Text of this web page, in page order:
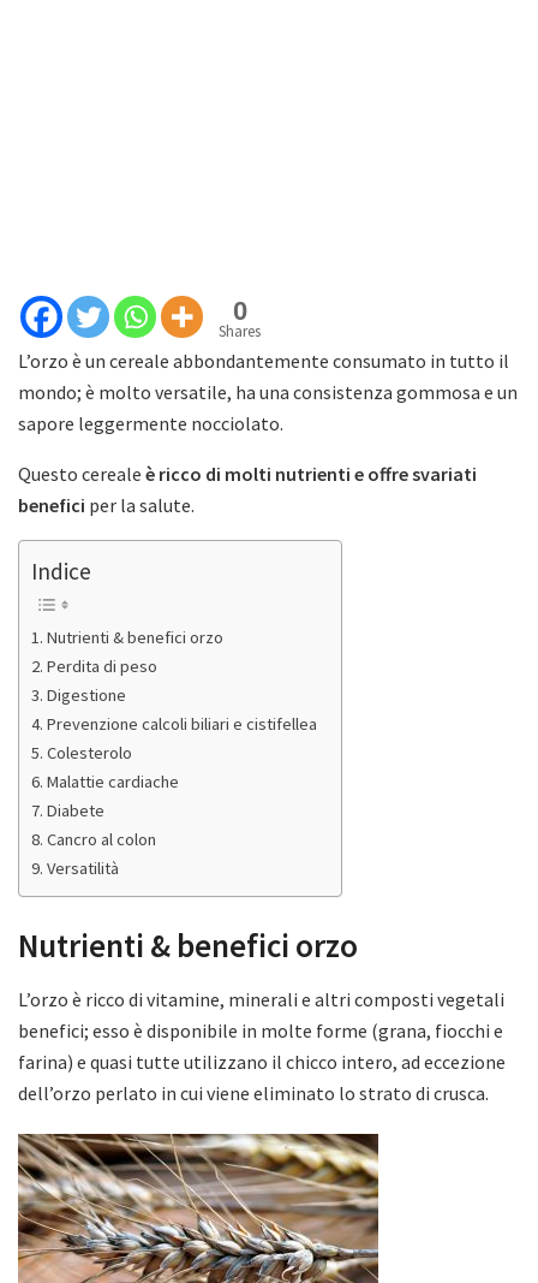
0
Shares
L’orzo è un cereale abbondantemente consumato in tutto il
mondo; è molto versatile, ha una consistenza gommosa e un
sapore leggermente nocciolato.
Questo cereale è ricco di molti nutrienti e offre svariati
benefici per la salute.
Indice
Nutrienti & benefici orzo
Perdita di peso
Digestione
Prevenzione calcoli biliari e cistifellea
Colesterolo
Malattie cardiache
Diabete
Cancro al colon
Versatilità
Nutrienti & benefici orzo
L’orzo è ricco di vitamine, minerali e altri composti vegetali
benefici; esso è disponibile in molte forme (grana, fiocchi e
farina) e quasi tutte utilizzano il chicco intero, ad eccezione
dell’orzo perlato in cui viene eliminato lo strato di crusca.